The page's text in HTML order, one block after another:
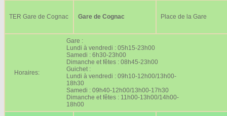
TER Gare de Cognac Gare de Cognac Place de la Gare
Horaires:
Gare :
Lundi à vendredi : 05h15-23h00
Samedi : 6h30-23h00
Dimanche et fêtes : 08h45-23h00
Guichet :
Lundi à vendredi : 09h10-12h00/13h00-
18h30
Samedi : 09h40-12h00/13h00-17h30
Dimanche et fêtes : 11h00-13h00/14h00-
18h00